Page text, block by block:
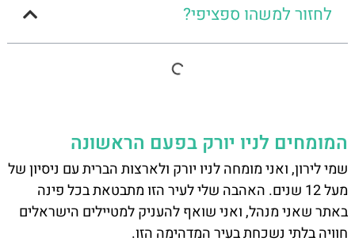
לחזור למשהו ספציפי?
המומחים לניו יורק בפעם הראשונה
שמי לירון, ואני מומחה לניו יורק ולארצות הברית עם ניסיון של
מעל 12 שנים. האהבה שלי לעיר הזו מתבטאת בכל פינה
באתר שאני מנהל, ואני שואף להעניק למטיילים הישראלים
חוויה בלתי נשכחת בעיר המדהימה הזו.